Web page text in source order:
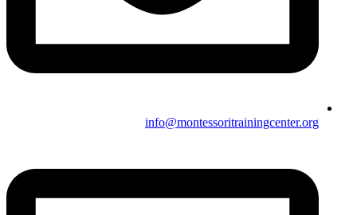
info@montessoritrainingcenter.org